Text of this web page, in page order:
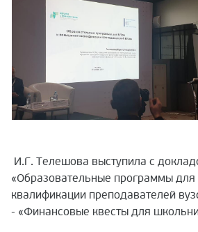
И.Г. Телешова выступила с
«Образовательные программы
квалификации преподавателей
- «Финансовые квесты для